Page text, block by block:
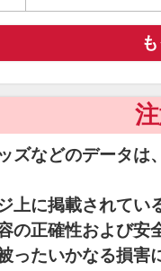
ズなどのデータは
上に掲載されてい
の正確性および
ったいかなる損害